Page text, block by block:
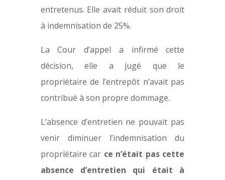
entretenus. Elle avait réduit son droit
à indemnisation de 25%.
La Cour d’appel a infirmé cette
décision, elle a jugé que le
propriétaire de l’entrepôt n’avait pas
contribué à son propre dommage.
L’absence d’entretien ne pouvait pas
venir diminuer l’indemnisation du
propriétaire car ce n’était pas cette
absence d’entretien qui était à